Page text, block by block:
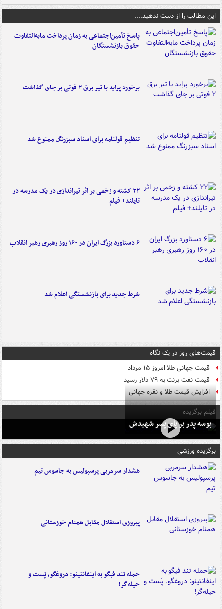
این مطالب را از دست ندهید....
پاسخ تأمین‌اجتماعی به زمان پرداخت مابه‌التفاوت
حقوق بازنشستگان
برخورد پراید با تیر برق ۲ فوتی بر جای گذاشت
تنظیم قولنامه برای اسناد سبزرنگ ممنوع شد
۲۲ کشته و زخمی بر اثر تیراندازی در یک مدرسه در
تایلند+ فیلم
۶ دستاورد بزرگ ایران در ۱۶۰ روز رهبری رهبر انقلاب
شرط جدید برای بازنشستگی اعلام شد
قیمت‌های روز در یک نگاه
قیمت جهانی طلا امروز ۱۵ مرداد
قیمت نفت برنت به ۷۹ دلار رسید
افزایش قیمت طلا و نقره جهانی
فیلم برگزیده
بوسه‌ پدر بر پای پسر شهیدش
برگزیده ورزشی
هشدار سرمربی پرسپولیس به جاسوس تیم
پیروزی استقلال مقابل همنام خوزستانی
حمله تند فیگو به اینفانتینو: دروغگو، پَست‌ و
حیله‌گر!